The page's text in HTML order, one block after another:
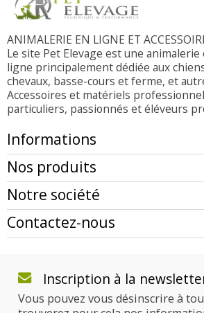
ANIMALERIE EN LIGNE ET
Le site Pet Elevage est une animalerie
ligne principalement dédiée aux
chevaux, basse-cours et ferme, et
Accessoires et matériels
particuliers, passionnés et éléveurs
Informations
Nos produits
Notre société
Contactez-nous
Inscription à la
Vous pouvez vous désinscrire à